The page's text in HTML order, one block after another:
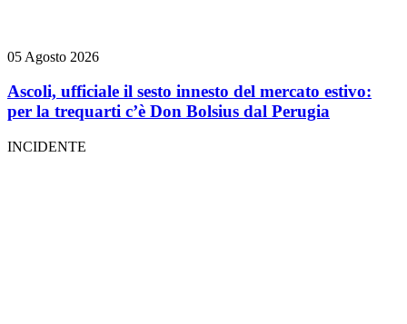
05 Agosto 2026
Ascoli, ufficiale il sesto innesto del mercato estivo:
per la trequarti c’è Don Bolsius dal Perugia
INCIDENTE